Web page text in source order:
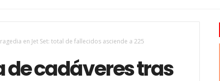
en Jet Set: total de fallecidos asciende a 225
de cadáveres tras